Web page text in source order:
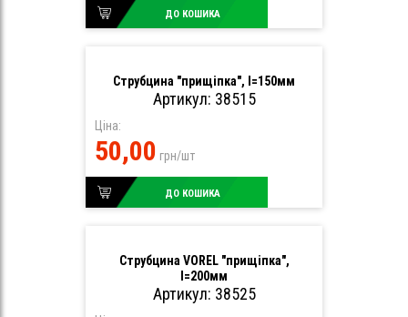
ДО КОШИКА
Струбцина "прищіпка", l=150мм
Артикул: 38515
Ціна:
50,00 грн/шт
ДО КОШИКА
Струбцина VOREL "прищіпка",
l=200мм
Артикул: 38525